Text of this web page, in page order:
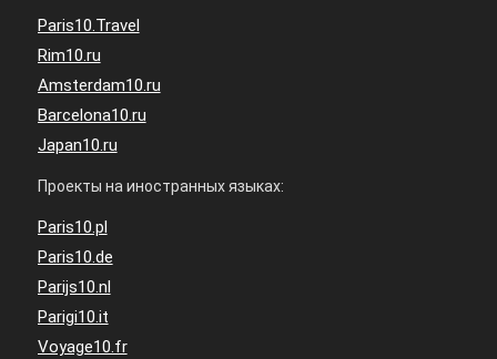
Paris10.Travel
Rim10.ru
Amsterdam10.ru
Barcelona10.ru
Japan10.ru
Проекты на иностранных языках:
Paris10.pl
Paris10.de
Parijs10.nl
Parigi10.it
Voyage10.fr